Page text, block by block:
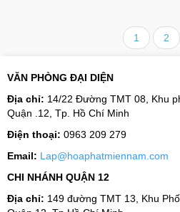
1 2
VĂN PHÒNG ĐẠI DIỆN
Địa chỉ: 14/22 Đường TMT 08, Khu
Quận .12, Tp. Hồ Chí Minh
Điện thoại: 0963 209 279
Email: Lap@hoaphatmiennam.com
CHI NHÁNH QUẬN 12
Địa chỉ: 149 đường TMT 13, Khu